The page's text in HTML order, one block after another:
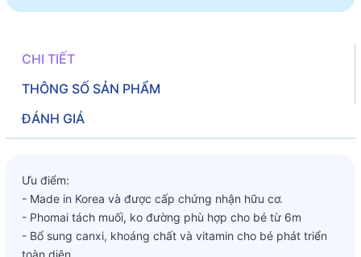
CHI TIẾT
THÔNG SỐ SẢN PHẨM
ĐÁNH GIÁ
Ưu điểm:
- Made in Korea và được cấp chứng nhận hữu cơ.
- Phomai tách muối, ko đường phù hợp cho bé từ 6m
- Bổ sung canxi, khoáng chất và vitamin cho bé phát triển
toàn diện